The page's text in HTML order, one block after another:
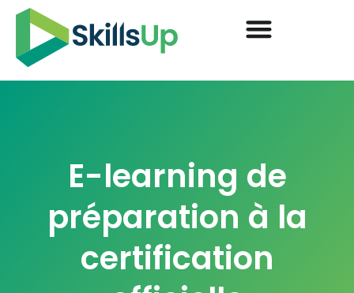
E-learning de
préparation à la
certification